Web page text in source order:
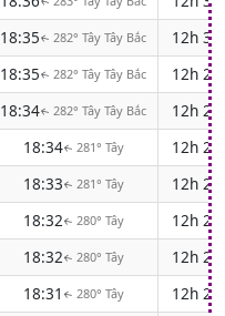
18:35↑ 282° Tây Tây Bắc
12h
18:35↑ 282° Tây Tây Bắc
12h
18:34↑ 282° Tây Tây Bắc
12h
18:34↑ 281° Tây
12h
18:33↑ 281° Tây
12h
18:32↑ 280° Tây
12h
18:32↑ 280° Tây
12h
18:31 ↑ 280° Tây
12h